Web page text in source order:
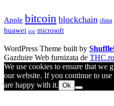
Apple bitcoin blockchain china
huawei ico microsoft
WordPress Theme built by
Gazduire Web furnizata de THC.ro
We use cookies to ensure that we
our website. If you continue to
are happy with it. Ok